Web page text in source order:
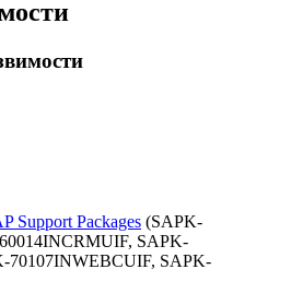
Support Packages (SAPK-
SAPK-
70107INWEBCUIF, SAPK-